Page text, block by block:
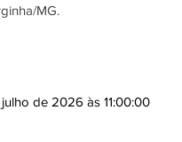
MG.
de 2026 às 11:00:00